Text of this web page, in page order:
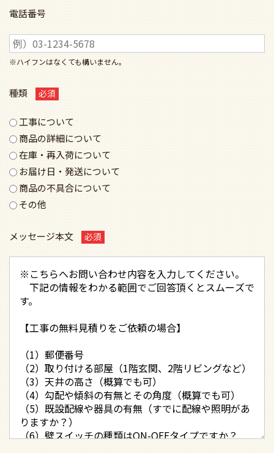
電話番号
※ハイフンはなくても構いません。
種類
工事について
商品の詳細について
在庫・再入荷について
お届け日・発送について
商品の不具合について
その他
メッセージ本文